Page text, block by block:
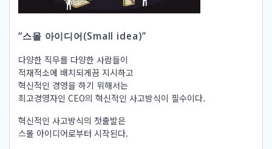
“스몰 아이디어(Small idea)”
다양한 직무를 다양한 사람들이
적재적소에 배치되게끔 지시하고
혁신적인 경영을 하기 위해서는
최고경영자인 CEO의 혁신적인 사고방식이 필수이다.
혁신적인 사고방식의 첫출발은
스몰 아이디어로부터 시작된다.